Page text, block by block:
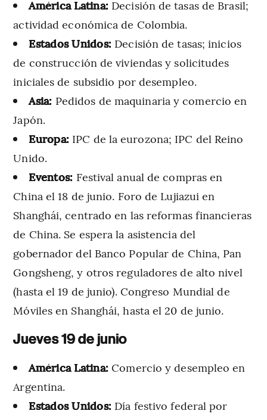
América Latina: Decisión de tasas de Brasil;
actividad económica de Colombia.
Estados Unidos: Decisión de tasas; inicios
de construcción de viviendas y solicitudes
iniciales de subsidio por desempleo.
Asia: Pedidos de maquinaria y comercio en
Japón.
Europa: IPC de la eurozona; IPC del Reino
Unido.
Eventos: Festival anual de compras en
China el 18 de junio. Foro de Lujiazui en
Shanghái, centrado en las reformas financieras
de China. Se espera la asistencia del
gobernador del Banco Popular de China, Pan
Gongsheng, y otros reguladores de alto nivel
(hasta el 19 de junio). Congreso Mundial de
Móviles en Shanghái, hasta el 20 de junio.
Jueves 19 de junio
América Latina:Comercio y desempleo en
Argentina.
Estados Unidos: Día festivo federal por